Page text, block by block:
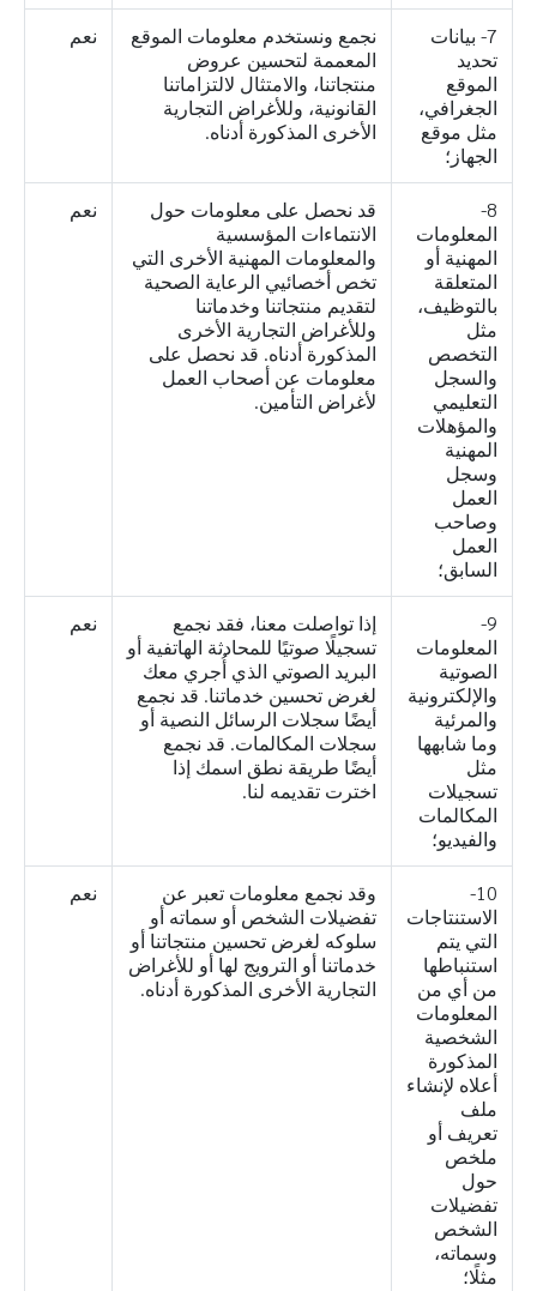
7- بيانات
تحديد
الموقع
الجغرافي،
مثل موقع
الجهاز؛
نجمع ونستخدم معلومات الموقع
المعممة لتحسين عروض
منتجاتنا، والامتثال لالتزاماتنا
القانونية، وللأغراض التجارية
الأخرى المذكورة أدناه.
نعم
8-
المعلومات
المهنية أو
المتعلقة
بالتوظيف،
مثل
التخصص
والسجل
التعليمي
والمؤهلات
المهنية
وسجل
العمل
وصاحب
العمل
السابق؛
قد نحصل على معلومات حول
الانتماءات المؤسسية
والمعلومات المهنية الأخرى التي
تخص أخصائيي الرعاية الصحية
لتقديم منتجاتنا وخدماتنا
وللأغراض التجارية الأخرى
المذكورة أدناه. قد نحصل على
معلومات عن أصحاب العمل
لأغراض التأمين.
نعم
9-
المعلومات
الصوتية
والإلكترونية
والمرئية
وما شابهها
مثل
تسجيلات
المكالمات
والفيديو؛
إذا تواصلت معنا، فقد نجمع
تسجيلًا صوتيًا للمحادثة الهاتفية أو
البريد الصوتي الذي أُجري معك
لغرض تحسين خدماتنا. قد نجمع
أيضًا سجلات الرسائل النصية أو
سجلات المكالمات. قد نجمع
أيضًا طريقة نطق اسمك إذا
اخترت تقديمه لنا.
نعم
10-
الاستنتاجات
التي يتم
استنباطها
من أي من
المعلومات
الشخصية
المذكورة
أعلاه لإنشاء
ملف
تعريف أو
ملخص
حول
تفضيلات
الشخص
وسماته،
مثلًا؛
وقد نجمع معلومات تعبر عن
تفضيلات الشخص أو سماته أو
سلوكه لغرض تحسين منتجاتنا أو
خدماتنا أو الترويج لها أو للأغراض
التجارية الأخرى المذكورة أدناه.
نعم